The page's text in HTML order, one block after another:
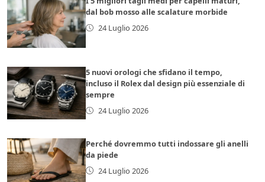
dal bob mosso alle scalature morbide
24 Luglio 2026
5 nuovi orologi che sfidano il tempo,
incluso il Rolex dal design più essenziale di
sempre
24 Luglio 2026
Perché dovremmo tutti indossare gli anelli
da piede
24 Luglio 2026